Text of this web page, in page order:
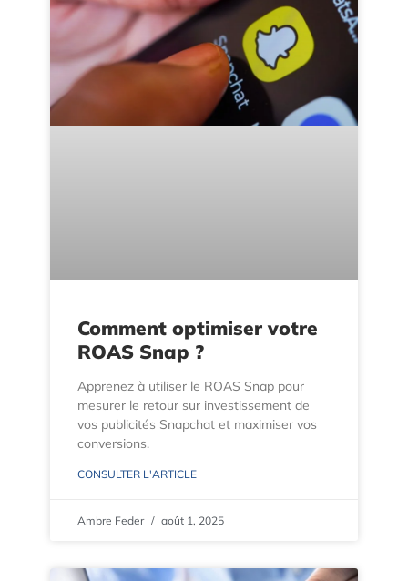
Comment optimiser votre
ROAS Snap ?
Apprenez à utiliser le ROAS Snap pour
mesurer le retour sur investissement de
vos publicités Snapchat et maximiser vos
conversions.
CONSULTER L'ARTICLE
Ambre Feder août 1, 2025